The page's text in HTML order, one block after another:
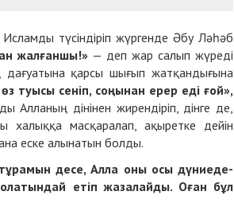
түсіндіріп жүргенде Әбу Ләһәб
жалғаншы!» — деп жар салып жүреді
дағуатына қарсы шығып жатқандығына
туысысеніп, соңынан ерер еді ғой»,
дінінен жирендіріп, дінге де,
халыққа масқаралап, ақыретке дейін
еске алынатын болды.
десе, Алла оны осы дүниеде-
етіп жазалайды. Оған бұл